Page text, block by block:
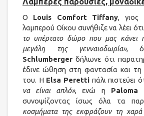
Ο Louis Comfort Tiffany, γιος
λαμπερού Οίκου συνήθιζε να λέει ότι
το υπέρτατο δώρο που μας
μεγάλη της γενναιοδωρία»,
Schlumbergerδήλωνε ότι
έδινε ώθηση στη φαντασία και τη
του. H Elsa Peretti πάλι πιστεύει
να είναι απλό», ενώ η Paloma
συνοψίζοντας ίσως όλα τα
κοσμήματα της εκφράζουν τη